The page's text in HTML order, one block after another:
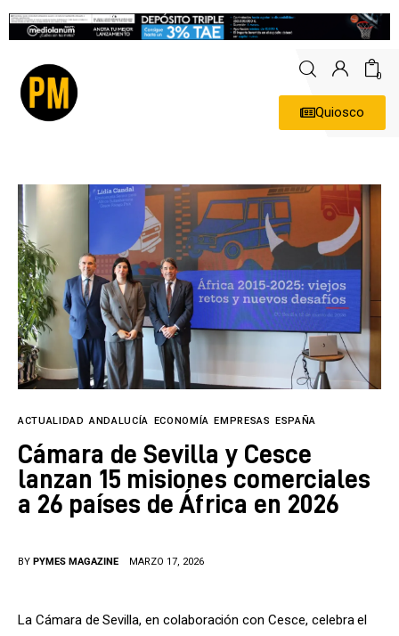
0
Quiosco
Empresas
Entrevistas
Expertos
Cultura
LifeStyle
ACTUALIDAD ANDALUCÍA ECONOMÍA EMPRESAS ESPAÑA
Cámara de Sevilla y Cesce
lanzan 15 misiones comerciales
a 26 países de África en 2026
BY PYMES MAGAZINE MARZO 17, 2026
La Cámara de Sevilla, en colaboración con Cesce, celebra el